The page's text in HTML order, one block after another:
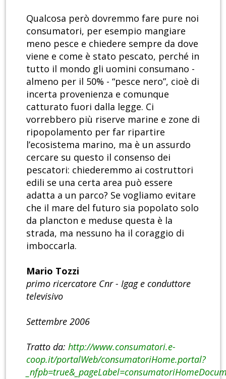
Qualcosa però dovremmo fare pure noi
consumatori, per esempio mangiare
meno pesce e chiedere sempre da dove
viene e come è stato pescato, perché in
tutto il mondo gli uomini consumano -
almeno per il 50% - “pesce nero”, cioè di
incerta provenienza e comunque
catturato fuori dalla legge. Ci
vorrebbero più riserve marine e zone di
ripopolamento per far ripartire
l’ecosistema marino, ma è un assurdo
cercare su questo il consenso dei
pescatori: chiederemmo ai costruttori
edili se una certa area può essere
adatta a un parco? Se vogliamo evitare
che il mare del futuro sia popolato solo
da plancton e meduse questa è la
strada, ma nessuno ha il coraggio di
imboccarla.
Mario Tozzi
primo ricercatore Cnr - Igag e conduttore
televisivo
Settembre 2006
Tratto da: http://www.consumatori.e-
coop.it/portalWeb/consumatoriHome.portal?